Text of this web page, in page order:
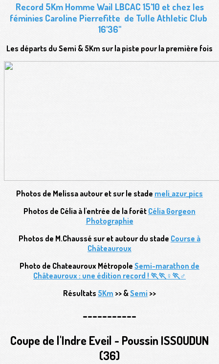
Record 5Km Homme Wail LBCAC 15'10 et chez les
féminies Caroline Pierrefitte de Tulle Athletic Club
16'36''
Les départs du Semi & 5Km sur la piste pour la première fois
Photos de Melissa autour et sur le stade meli_azur_pics
Photos de Célia à l'entrée de la forêt Célia Gorgeon
Photographie
Photos de M.Chaussé sur et autour du stade Course à
Châteauroux
Photo de Chateauroux Métropole Semi-marathon de
Châteauroux : une édition record ! 🏃🏃♀️🏃♂️
Résultats 5Km >> &Semi >>
-----------
Coupe de l'Indre Eveil - Poussin ISSOUDUN
(36)